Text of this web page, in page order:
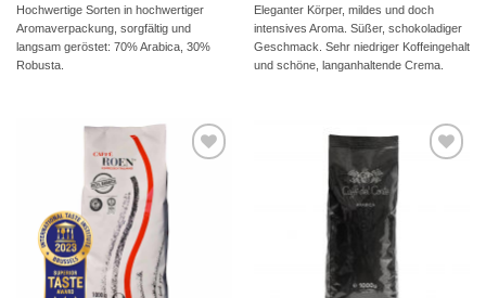
Hochwertige Sorten in hochwertiger
Aromaverpackung, sorgfältig und
langsam geröstet: 70% Arabica, 30%
Robusta.
Eleganter Körper, mildes und doch
intensives Aroma. Süßer, schokoladiger
Geschmack. Sehr niedriger Koffeingehalt
und schöne, langanhaltende Crema.
Auf die
Wunschliste
Wunschliste